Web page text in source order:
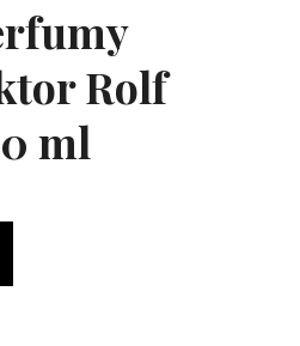
Rolf
ml